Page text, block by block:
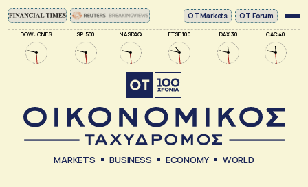
DOW JONES SP 500 NASDAQ FTSE 100 DAX 30 CAC 40
ΟΤ Markets OT Forum
MARKETS BUSINESS ECONOMY WORLD